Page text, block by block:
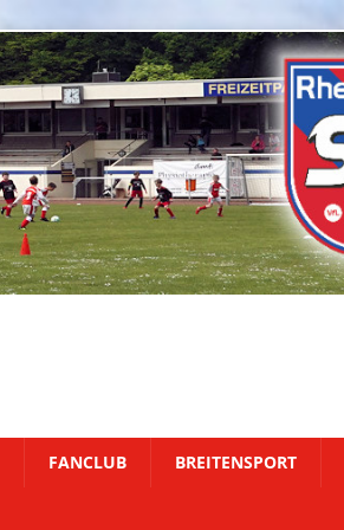
FANCLUB BREITENSPORT